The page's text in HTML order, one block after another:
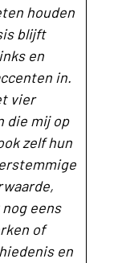
houden
blijft
en
in.
vier
die mij op
zelf hun
eens
of
en